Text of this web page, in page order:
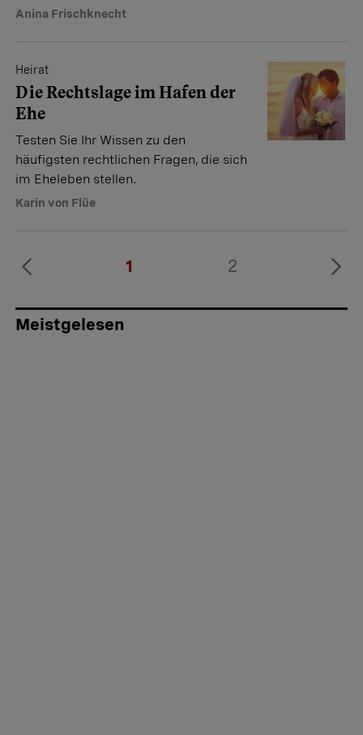
Anina Frischknecht
Heirat
Die Rechtslage im Hafen der
Ehe
Testen Sie Ihr Wissen zu den
häufigsten rechtlichen Fragen, die sich
im Eheleben stellen.
Karin von Flüe
1 2
Meistgelesen